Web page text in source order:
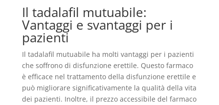
Il tadalafil mutuabile:
Vantaggi e svantaggi per i
pazienti
Il tadalafil mutuabile ha molti vantaggi per i pazienti
che soffrono di disfunzione erettile. Questo farmaco
è efficace nel trattamento della disfunzione erettile e
può migliorare significativamente la qualità della vita
dei pazienti. Inoltre, il prezzo accessibile del farmaco